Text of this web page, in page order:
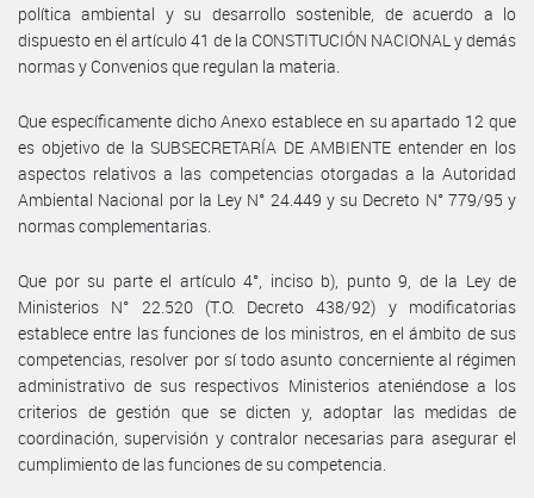
política ambiental y su desarrollo sostenible, de acuerdo a lo
dispuesto en el artículo 41 de la CONSTITUCIÓN NACIONAL y demás
normas y Convenios que regulan la materia.
Que específicamente dicho Anexo establece en su apartado 12 que
es objetivo de la SUBSECRETARÍA DE AMBIENTE entender en los
aspectos relativos a las competencias otorgadas a la Autoridad
Ambiental Nacional por la Ley N° 24.449 y su Decreto N° 779/95 y
normas complementarias.
Que por su parte el artículo 4°, inciso b), punto 9, de la Ley de
Ministerios N° 22.520 (T.O. Decreto 438/92) y modificatorias
establece entre las funciones de los ministros, en el ámbito de sus
competencias, resolver por sí todo asunto concerniente al régimen
administrativo de sus respectivos Ministerios ateniéndose a los
criterios de gestión que se dicten y, adoptar las medidas de
coordinación, supervisión y contralor necesarias para asegurar el
cumplimiento de las funciones de su competencia.